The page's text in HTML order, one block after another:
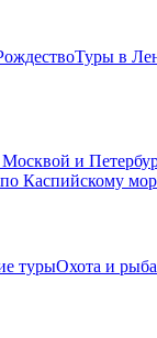
Туры в
и
Каспийскому
турыОхота и